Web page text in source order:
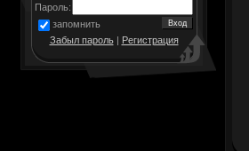
Пароль:
запомнить
Забыл пароль| Регистрация